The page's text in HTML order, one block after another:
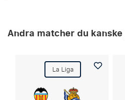
Andra matcher du
La Liga